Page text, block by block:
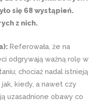
się 68 wystąpień.
z nich.
Referowała, że na
odgrywają ważną rolę w
chociaż nadal istnieją
kiedy, a nawet czy
uzasadnione obawy co